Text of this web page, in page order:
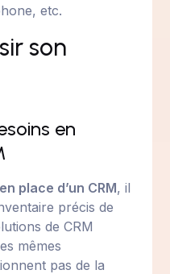
etc.
son
en
place d’un CRM, il
précis de
de CRM
mêmes
pas de la